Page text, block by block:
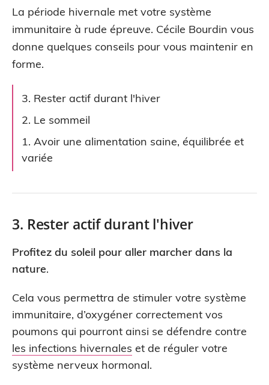
La période hivernale met votre système
immunitaire à rude épreuve. Cécile Bourdin vous
donne quelques conseils pour vous maintenir en
forme.
3. Rester actif durant l'hiver
2. Le sommeil
1. Avoir une alimentation saine, équilibrée et
variée
3. Rester actif durant l'hiver
Profitez du soleil pour aller marcher dans la
nature.
Cela vous permettra de stimuler votre système
immunitaire, d’oxygéner correctement vos
poumons qui pourront ainsi se défendre contre
les infections hivernales et de réguler votre
système nerveux hormonal.